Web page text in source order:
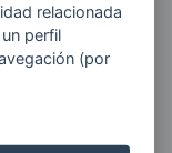
Plaza Ingeniero
relacionada
perfil
(por